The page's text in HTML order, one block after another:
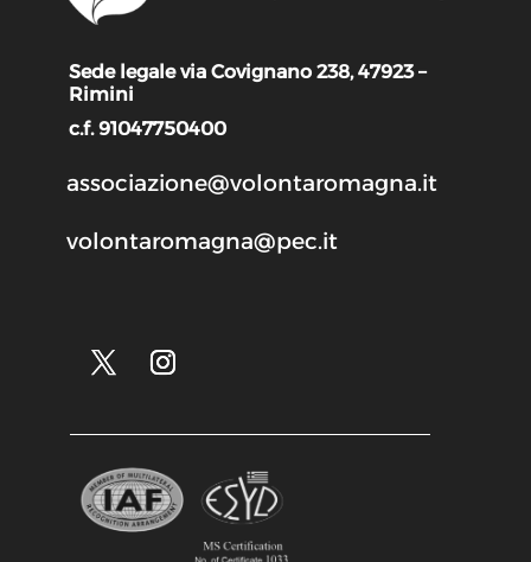
Sede legale via Covignano 238, 47923 –
Rimini
c.f. 91047750400
associazione@volontaromagna.it
volontaromagna@pec.it